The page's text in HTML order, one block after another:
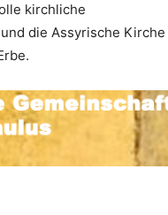
kirchliche
die Assyrische Kirche